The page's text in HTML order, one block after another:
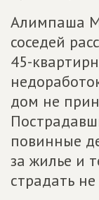
Алимпаша
соседей
45-
дом не
повинные
за жилье и
страдать